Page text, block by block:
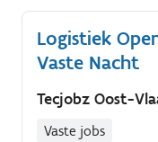
veiligheid centraal,
ervoor zorgt dat
doel: een
Logistiek
Vaste Nacht
Tecjobz Oost-
Vaste jobs